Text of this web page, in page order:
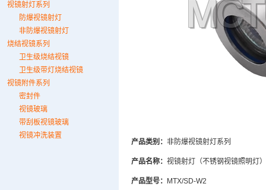
视镜射灯系列
防爆视镜射灯
非防爆视镜射灯
烧结视镜系列
卫生级烧结视镜
卫生级带灯烧结视镜
视镜附件系列
密封件
视镜玻璃
带刮板视镜玻璃
视镜冲洗装置
产品类别： 非防爆视镜射灯系列
产品名称： 视镜射灯（不锈钢视镜照明灯）
产品型号： MTX/SD-W2